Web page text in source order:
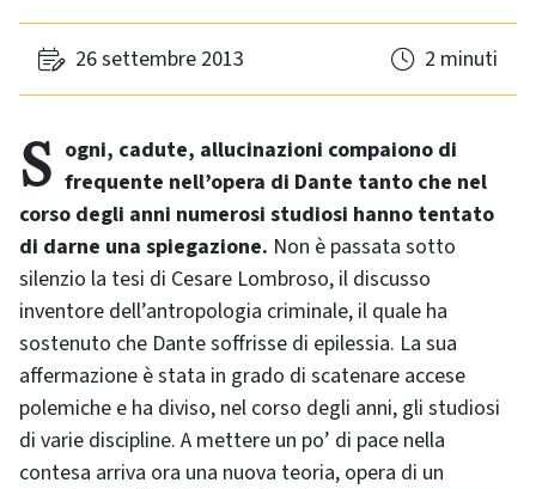
26 settembre 2013 2 minuti
Sogni, cadute, allucinazioni compaiono di frequente nell’opera di Dante tanto che nel
corso degli anni numerosi studiosi hanno tentato
di darne una spiegazione. Non è passata sotto
silenzio la tesi di Cesare Lombroso, il discusso
inventore dell’antropologia criminale, il quale ha
sostenuto che Dante soffrisse di epilessia. La sua
affermazione è stata in grado di scatenare accese
polemiche e ha diviso, nel corso degli anni, gli studiosi
di varie discipline. A mettere un po’ di pace nella
contesa arriva ora una nuova teoria, opera di un